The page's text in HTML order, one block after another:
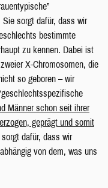
sorgt dafür, dass wir
bestimmte
zu kennen. Dabei ist
X-Chromosomen, die
so geboren – wir
Männer schon seit ihrer
geprägt und somit
dafür, dass wir
von dem, was uns